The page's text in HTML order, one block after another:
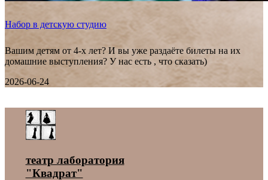
Набор в детскую студию
Вашим детям от 4-х лет? И вы уже раздаёте билеты на их
домашние выступления? У нас есть , что сказать)
2026-06-24
театр лаборатория
"Квадрат"